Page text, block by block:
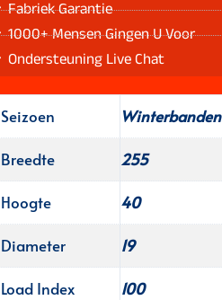
Fabriek Garantie
1000+ Mensen Gingen U Voor
Ondersteuning Live Chat
Seizoen
Winterbanden
Breedte
255
Hoogte
40
Diameter
19
Load Index
100